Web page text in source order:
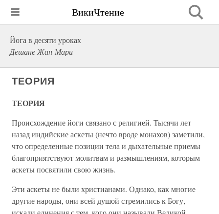
ВикиЧтение
Йога в десяти уроках
Дешане Жан-Мари
ТЕОРИЯ
ТЕОРИЯ
Происхождение йоги связано с религией. Тысячи лет
назад индийские аскеты (нечто вроде монахов) заметили,
что определенные позиции тела и дыхательные приемы
благоприятствуют молитвам и размышлениям, которым
аскеты посвятили свою жизнь.
Эти аскеты не были христианами. Однако, как многие
другие народы, они всей душой стремились к Богу,